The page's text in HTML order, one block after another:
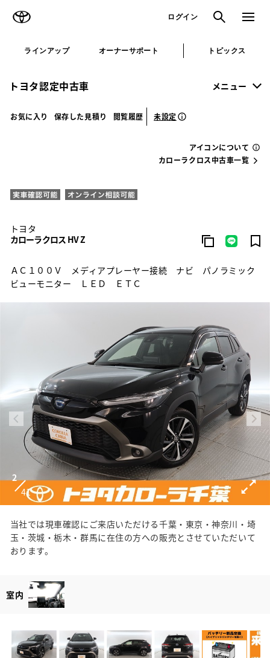
ログイン 検索 メニュ
ラインアップ オーナーサポート トピックス
トヨタ認定中古車 メニュー
お気に入り 保存した見積り 閲覧履歴 未設定
アイコンについて
カローラクロス中古車一覧
トヨタ
カローラクロス HV Z
ＡＣ１００Ｖ メディアプレーヤー接続 ナビ パノラミック
ビューモニター ＬＥＤ ＥＴＣ
2
41
当社では現車確認にご来店いただける千葉・東京・神奈川・埼
玉・茨城・栃木・群馬に在住の方への販売とさせていただいて
おります。
室内